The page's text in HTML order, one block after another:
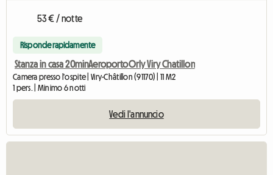
53 € / notte
Risponde rapidamente
Stanza in casa 20minAeroportoOrly Viry Chatillon
Camera presso l'ospite | Viry-Châtillon (91170) | 11 M2
1 pers. | Minimo 6 notti
Vedi l'annuncio